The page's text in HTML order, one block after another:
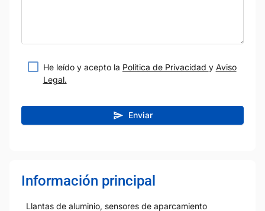
He leído y acepto la Política de Privacidad y Aviso
Legal.
Enviar
Información principal
Llantas de aluminio, sensores de aparcamiento